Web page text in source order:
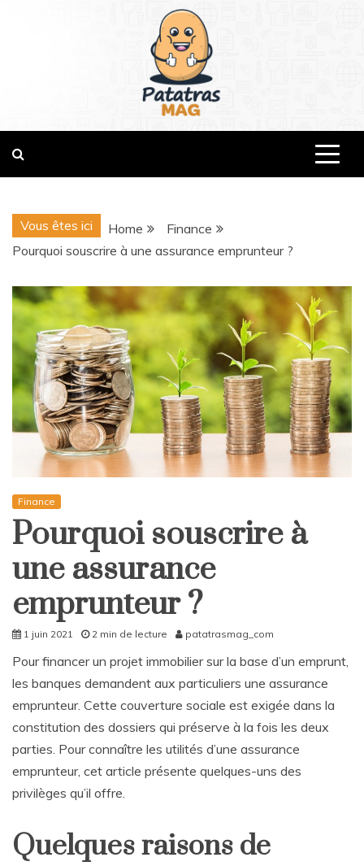
patatrasmag.com
Vous êtes ici Home
Finance
Pourquoi souscrire à une assurance emprunteur ?
Finance
Pourquoi souscrire à
une assurance
emprunteur ?
1 juin 2021 2 min de lecture patatrasmag_com
Pour financer un projet immobilier sur la base d’un emprunt,
les banques demandent aux particuliers une assurance
emprunteur. Cette couverture sociale est exigée dans la
constitution des dossiers qui préserve à la fois les deux
parties. Pour connaître les utilités d’une assurance
emprunteur, cet article présente quelques-uns des
privilèges qu’il offre.
Quelques raisons de